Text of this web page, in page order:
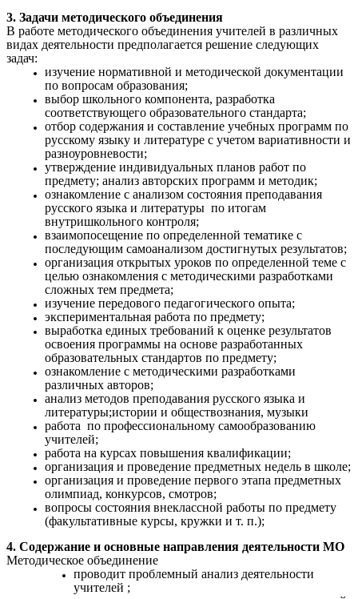
3. Задачи методического объединения
В работе методического объединения учителей в различных
видах деятельности предполагается решение следующих
задач:
изучение нормативной и методической документации
по вопросам образования;
выбор школьного компонента, разработка
соответствующего образовательного стандарта;
отбор содержания и составление учебных программ по
русскому языку и литературе с учетом вариативности и
разноуровневости;
утверждение индивидуальных планов работ по
предмету; анализ авторских программ и методик;
ознакомление с анализом состояния преподавания
русского языка и литературы по итогам
внутришкольного контроля;
взаимопосещение по определенной тематике с
последующим самоанализом достигнутых результатов;
организация открытых уроков по определенной теме с
целью ознакомления с методическими разработками
сложных тем предмета;
изучение передового педагогического опыта;
экспериментальная работа по предмету;
выработка единых требований к оценке результатов
освоения программы на основе разработанных
образовательных стандартов по предмету;
ознакомление с методическими разработками
различных авторов;
анализ методов преподавания русского языка и
литературы;истории и обществознания, музыки
работа по профессиональному самообразованию
учителей;
работа на курсах повышения квалификации;
организация и проведение предметных недель в школе;
организация и проведение первого этапа предметных
олимпиад, конкурсов, смотров;
вопросы состояния внеклассной работы по предмету
(факультативные курсы, кружки и т. п.);
4. Содержание и основные направления деятельности МО
Методическое объединение
проводит проблемный анализ деятельности
учителей ;